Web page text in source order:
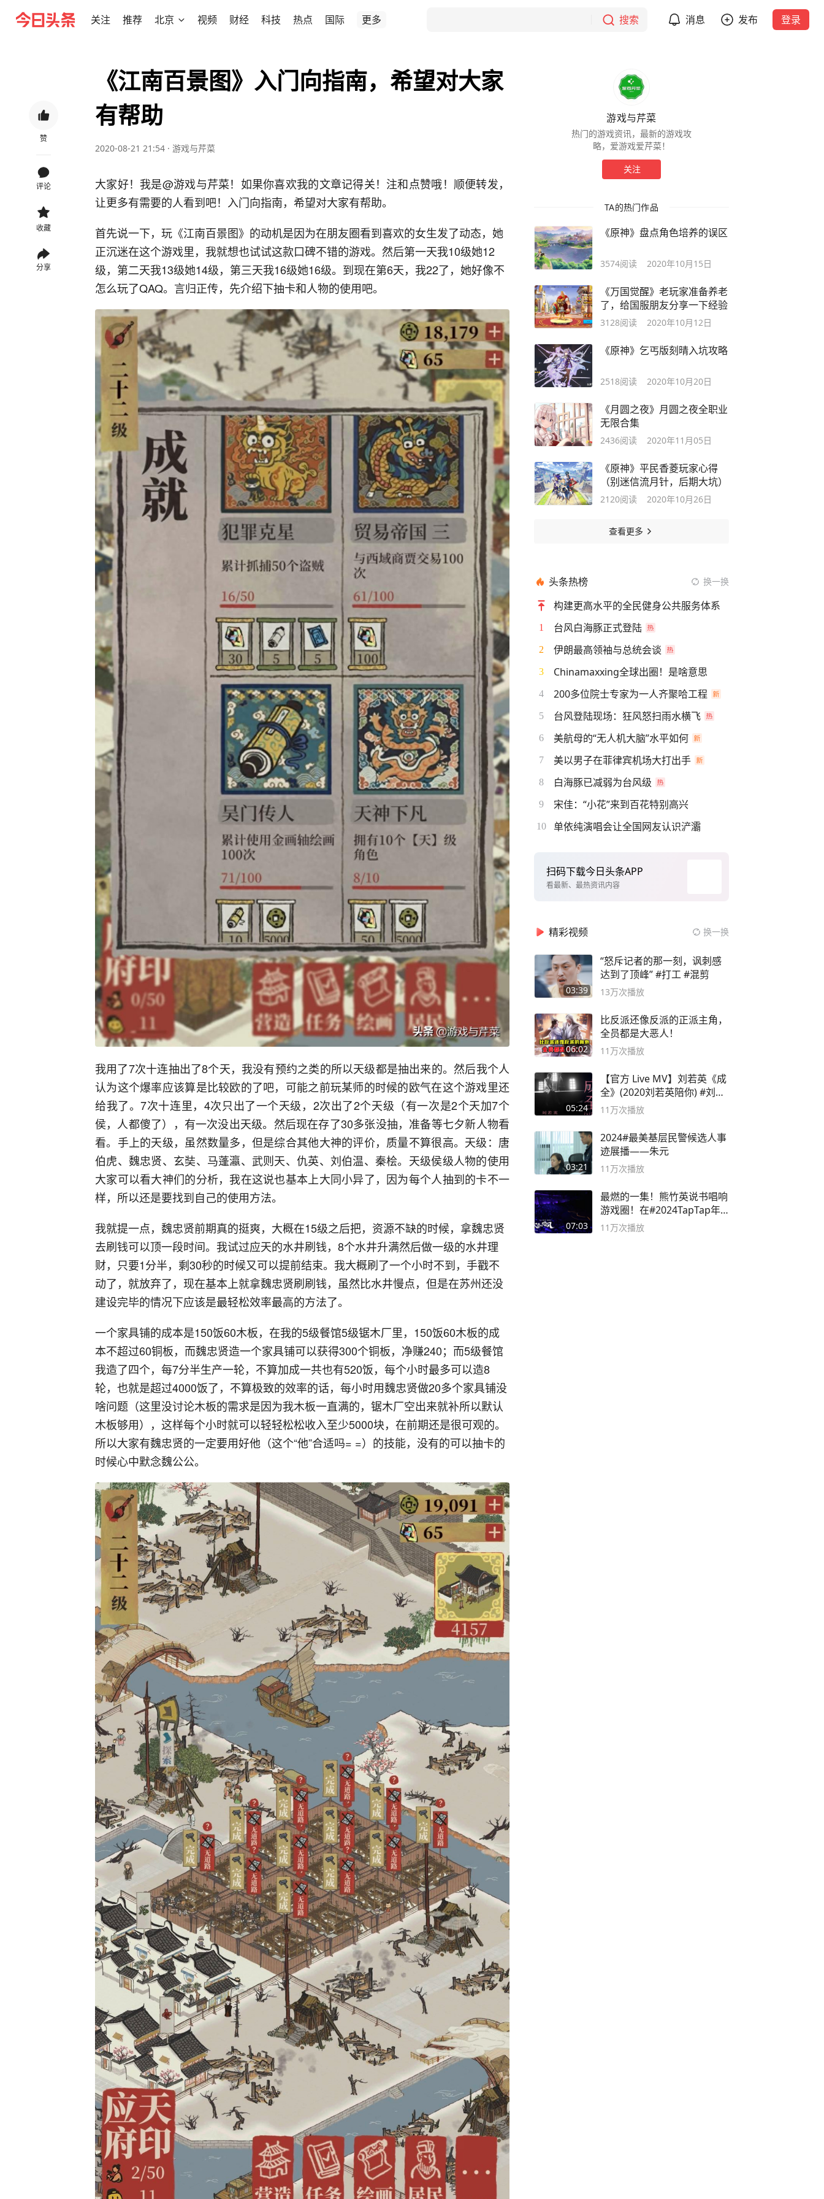
关注 推荐 北京 视频 财经 科技 热点 国际 更多 搜索 消息 发布 登录
赞
评论
收藏
分享
《江南百景图》入门向指南，希望对大家
有帮助
2020-08-21 21:54 · 游戏与芹菜
大家好！我是@游戏与芹菜！如果你喜欢我的文章记得关！注和点赞哦！顺便转发，
让更多有需要的人看到吧！入门向指南，希望对大家有帮助。
首先说一下，玩《江南百景图》的动机是因为在朋友圈看到喜欢的女生发了动态，她
正沉迷在这个游戏里，我就想也试试这款口碑不错的游戏。然后第一天我10级她12
级，第二天我13级她14级，第三天我16级她16级。到现在第6天，我22了，她好像不
怎么玩了QAQ。言归正传，先介绍下抽卡和人物的使用吧。
我用了7次十连抽出了8个天，我没有预约之类的所以天级都是抽出来的。然后我个人
认为这个爆率应该算是比较欧的了吧，可能之前玩某师的时候的欧气在这个游戏里还
给我了。7次十连里，4次只出了一个天级，2次出了2个天级（有一次是2个天加7个
侯，人都傻了），有一次没出天级。然后现在存了30多张没抽，准备等七夕新人物看
看。手上的天级，虽然数量多，但是综合其他大神的评价，质量不算很高。天级：唐
伯虎、魏忠贤、玄奘、马蓬瀛、武则天、仇英、刘伯温、秦桧。天级侯级人物的使用
大家可以看大神们的分析，我在这说也基本上大同小异了，因为每个人抽到的卡不一
样，所以还是要找到自己的使用方法。
我就提一点，魏忠贤前期真的挺爽，大概在15级之后把，资源不缺的时候，拿魏忠贤
去刷钱可以顶一段时间。我试过应天的水井刷钱，8个水井升满然后做一级的水井理
财，只要1分半，剩30秒的时候又可以提前结束。我大概刷了一个小时不到，手戳不
动了，就放弃了，现在基本上就拿魏忠贤刷刷钱，虽然比水井慢点，但是在苏州还没
建设完毕的情况下应该是最轻松效率最高的方法了。
一个家具铺的成本是150饭60木板，在我的5级餐馆5级锯木厂里，150饭60木板的成
本不超过60铜板，而魏忠贤造一个家具铺可以获得300个铜板，净赚240；而5级餐馆
我造了四个，每7分半生产一轮，不算加成一共也有520饭，每个小时最多可以造8
轮，也就是超过4000饭了，不算极致的效率的话，每小时用魏忠贤做20多个家具铺没
啥问题（这里没讨论木板的需求是因为我木板一直满的，锯木厂空出来就补所以默认
木板够用），这样每个小时就可以轻轻松松收入至少5000块，在前期还是很可观的。
所以大家有魏忠贤的一定要用好他（这个“他”合适吗= =）的技能，没有的可以抽卡的
时候心中默念魏公公。
游戏与芹菜
热门的游戏资讯，最新的游戏攻
略，爱游戏爱芹菜！
关注
TA的热门作品
《原神》盘点角色培养的误区
3574阅读 2020年10月15日
《万国觉醒》老玩家准备养老
了，给国服朋友分享一下经验
3128阅读 2020年10月12日
《原神》乞丐版刻晴入坑攻略
2518阅读 2020年10月20日
《月圆之夜》月圆之夜全职业
无限合集
2436阅读 2020年11月05日
《原神》平民香菱玩家心得
（别迷信流月针，后期大坑）
2120阅读 2020年10月26日
查看更多
头条热榜 换一换
构建更高水平的全民健身公共服务体系
1 台风白海豚正式登陆
2 伊朗最高领袖与总统会谈
3 Chinamaxxing全球出圈！是啥意思
4 200多位院士专家为一人齐聚哈工程
5 台风登陆现场：狂风怒扫雨水横飞
6 美航母的“无人机大脑”水平如何
7 美以男子在菲律宾机场大打出手
8 白海豚已减弱为台风级
9 宋佳：“小花”来到百花特别高兴
10 单依纯演唱会让全国网友认识浐灞
扫码下载今日头条APP
看最新、最热资讯内容
精彩视频 换一换
03:39
“怒斥记者的那一刻，讽刺感
达到了顶峰” #打工 #混剪
13万次播放
06:02
比反派还像反派的正派主角，
全员都是大恶人！
11万次播放
05:24
【官方 Live MV】刘若英《成
全》(2020刘若英陪你) #刘若
英 #成全
11万次播放
03:21
2024#最美基层民警候选人事
迹展播——朱元
11万次播放
07:03
最燃的一集！熊竹英说书唱响
游戏圈！在#2024TapTap年
度游戏大赏
11万次播放